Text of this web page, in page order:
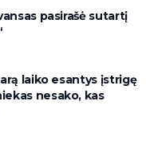
pasirašė sutartį
laiko esantys įstrigę
nesako, kas